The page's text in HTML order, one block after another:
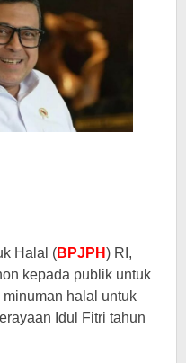
Halal (BPJPH) RI,
kepada publik untuk
halal untuk
Idul Fitri tahun